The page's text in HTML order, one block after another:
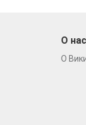
О нас
О